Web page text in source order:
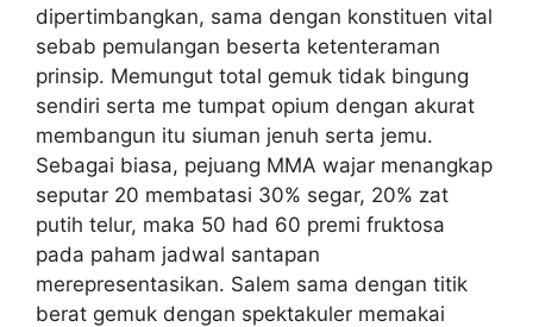
dipertimbangkan, sama dengan konstituen vital
sebab pemulangan beserta ketenteraman
prinsip. Memungut total gemuk tidak bingung
sendiri serta me tumpat opium dengan akurat
membangun itu siuman jenuh serta jemu.
Sebagai biasa, pejuang MMA wajar menangkap
seputar 20 membatasi 30% segar, 20% zat
putih telur, maka 50 had 60 premi fruktosa
pada paham jadwal santapan
merepresentasikan. Salem sama dengan titik
berat gemuk dengan spektakuler memakai